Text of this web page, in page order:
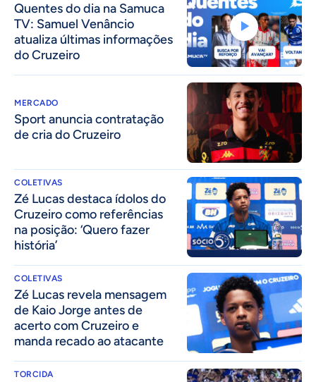
Quentes do dia na Samuca
TV: Samuel Venâncio
atualiza últimas informações
do Cruzeiro
MERCADO
Sport anuncia contratação
de cria do Cruzeiro
COLETIVAS
Zé Lucas destaca ídolos do
Cruzeiro como referências
na posição: ‘Quero fazer
história’
COLETIVAS
Zé Lucas revela mensagem
de Kaio Jorge antes de
acerto com Cruzeiro e
manda recado ao atacante
TORCIDA